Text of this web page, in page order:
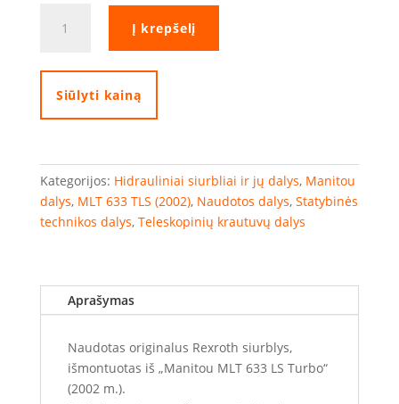
kiekis:
MLT633
hidraulinis
siurblys
Į krepšelį
Siūlyti kainą
Kategorijos: Hidrauliniai siurbliai ir jų dalys, Manitou
dalys, MLT 633 TLS (2002), Naudotos dalys, Statybinės
technikos dalys, Teleskopinių krautuvų dalys
Aprašymas
Naudotas originalus Rexroth siurblys,
išmontuotas iš „Manitou MLT 633 LS Turbo“
(2002 m.).